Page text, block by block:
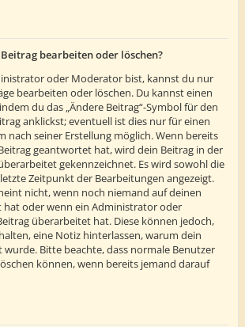
bearbeiten oder löschen?
oder Moderator bist, kannst du nur
bearbeiten oder löschen. Du kannst einen
du das „Ändere Beitrag“-Symbol für den
anklickst; eventuell ist dies nur für einen
nach seiner Erstellung möglich. Wenn bereits
geantwortet hat, wird dein Beitrag in der
gekennzeichnet. Es wird sowohl die
Zeitpunkt der Bearbeitungen angezeigt.
nicht, wenn noch niemand auf deinen
hat oder wenn ein Administrator oder
überarbeitet hat. Diese können jedoch,
eine Notiz hinterlassen, warum dein
Bitte beachte, dass normale Benutzer
können, wenn bereits jemand darauf